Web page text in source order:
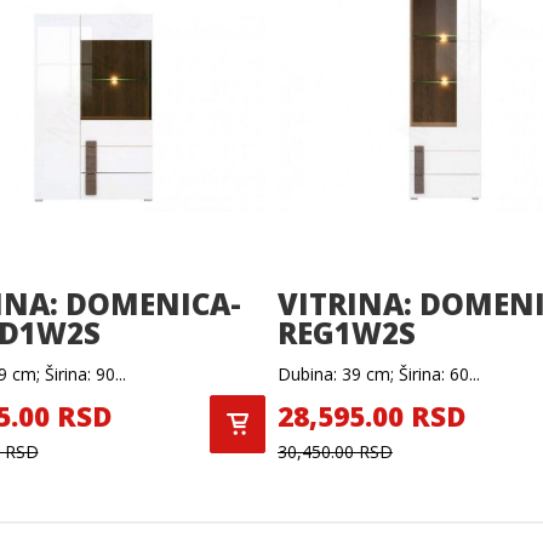
DOMENICA-
cm; Širina: 90...
RSD
VITRINA:
REG1W2S
Dubina: 39 cm; Širina: 60...
28,595.00 RSD
30,450.00 RSD